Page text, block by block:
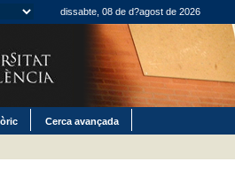
dissabte, 08 de d?agost de 2026
Cerca avançada